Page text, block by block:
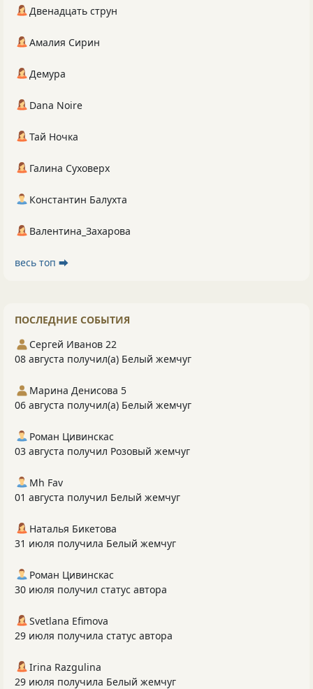
Двенадцать струн
Амалия Сирин
Демура
Dana Noire
Тай Ночка
Галина Суховерх
Константин Балухта
Валентина_Захарова
весь топ ⮕
ПОСЛЕДНИЕ СОБЫТИЯ
Сергей Иванов 22
08 августа получил(а) Белый жемчуг
Марина Денисова 5
06 августа получил(а) Белый жемчуг
Роман Цивинскас
03 августа получил Розовый жемчуг
Mh Fav
01 августа получил Белый жемчуг
Наталья Бикетова
31 июля получила Белый жемчуг
Роман Цивинскас
30 июля получил статус автора
Svetlana Efimova
29 июля получила статус автора
Irina Razgulina
29 июля получила Белый жемчуг